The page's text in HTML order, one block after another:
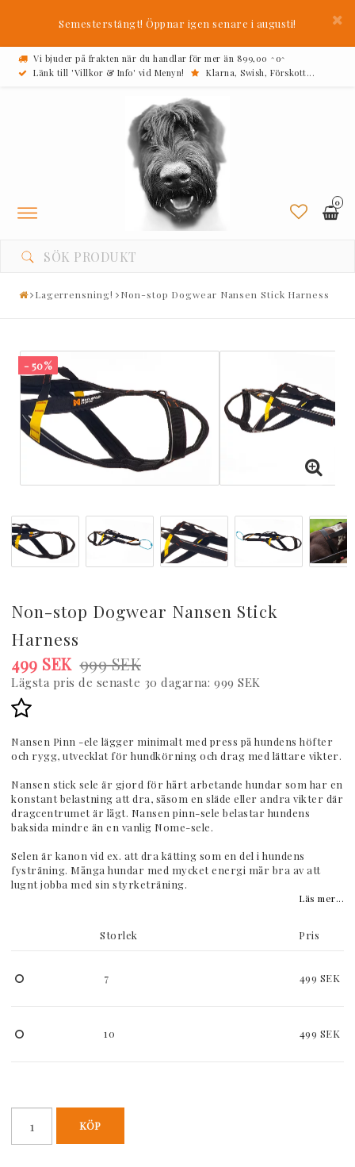
Semesterstängt! Öppnar igen senare i augusti!
Vi bjuder på frakten när du handlar för mer än 899,00 ^o^
Länk till 'Villkor & Info' vid Menyn!
Klarna, Swish, Förskott...
0
Toggle
navigation
Lagerrensning! Non-stop Dogwear Nansen Stick Harness
- 50%
Non-stop Dogwear Nansen Stick
Harness
999 SEK
499 SEK
Lägsta pris de senaste 30 dagarna 999 SEK
Lägg till i favoritlistan
Nansen Pinn -ele lägger minimalt med press på hundens höfter
och rygg, utvecklat för hundkörning och drag med lättare vikter.
Nansen stick sele är gjord för hårt arbetande hundar som har en
konstant belastning att dra, såsom en släde eller andra vikter där
dragcentrumet är lågt. Nansen pinn-sele belastar hundens
baksida mindre än en vanlig Nome-sele.
Selen är kanon vid ex. att dra kätting som en del i hundens
fysträning. Många hundar med mycket energi mår bra av att
lugnt jobba med sin styrketräning.
Läs mer...
Storlek Pris
7 499 SEK
10 499 SEK
KÖP